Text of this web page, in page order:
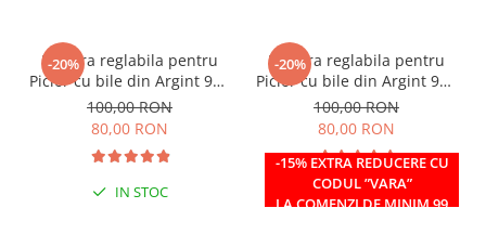
-20%
Bratara reglabila pentru
Picior cu bile din Argint 925
si margele Miyuki rosii
100,00 RON
80,00 RON
IN STOC
-20%
-15% EXTRA REDUCERE CU
CODUL ”VARA”
LA COMENZI DE MINIM 99
Bratara reglabila pentru
Picior cu bile din Argint 925
si margele Miyuki verzi
100,00 RON
80,00 RON
IN STOC